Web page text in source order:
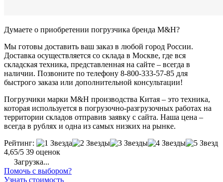
Думаете о приобретении погрузчика бренда M&H?
Мы готовы доставить ваш заказ в любой город России.
Доставка осуществляется со склада в Москве, где вся
складская техника, представленная на сайте – всегда в
наличии. Позвоните по телефону 8-800-333-57-85 для
быстрого заказа или дополнительной консультации!
Погрузчики марки M&H производства Китая – это техника,
которая используется в погрузочно-разгрузочных работах на
территории складов отправив заявку с сайта. Наша цена –
всегда в рублях и одна из самых низких на рынке.
Рейтинг:
4,65/5 39 оценок
Загрузка...
Помочь с выбором?
Узнать стоимость